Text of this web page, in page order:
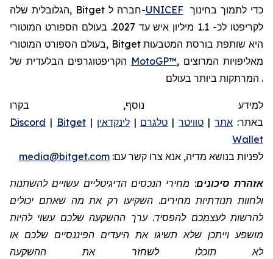
הגלובלית שלה, Bitget חברה ל-UNICEFכדי לתמוך בחינוך
לקריפטו לכ- 1.1 מיליון איש עד 2027. בעולם הספורט המוטורי
בעולם הספורט המוטורי, Bitget היא שותפת בורסת המטבעות
MotoGP™, מאליפויות המרוצים
המרתקות ביותר בעולם.
למידע נוסף, בקרו
באתר: אתר| טוויטר| טלגרם |לינקדאין |
Discord | Bitget
Wallet
לפניות בנושא מדיה, אנא צרו קשר עם: media@bitget.com
אזהרת סיכונים: מחירי הנכסים הדיגיטליים עשויים להשתנות
ולחוות תנודתיות מחירים. השקיעו רק את מה שאתם יכולים
להרשות לעצמכם להפסיד. ערך ההשקעה שלכם עשוי להיות
מושפע וייתכן שלא תשיגו את היעדים הפיננסיים שלכם או
לא תוכלו לשחזר את ההשקעה